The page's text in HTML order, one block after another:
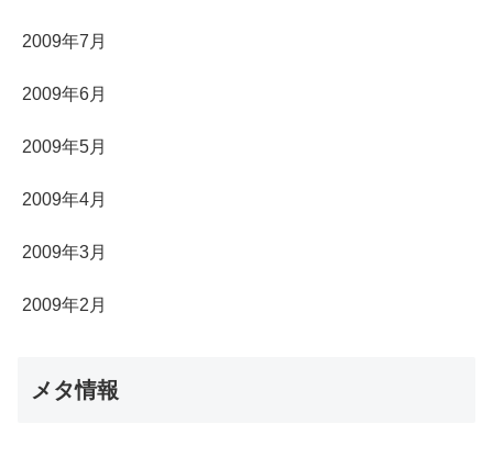
2009年7月
2009年6月
2009年5月
2009年4月
2009年3月
2009年2月
メタ情報